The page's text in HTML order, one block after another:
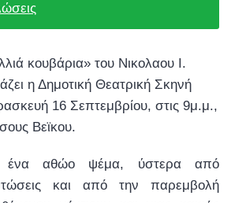
κουβάρια» του Νικολαου Ι.
η Δημοτική Θεατρική Σκηνή
16 Σεπτεμβρίου, στις 9μ.μ.,
Βεϊκου.
ένα αθώο ψέμα, ύστερα από
και από την παρεμβολή